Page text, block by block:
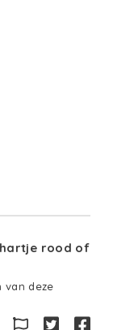
hartje rood of
van deze